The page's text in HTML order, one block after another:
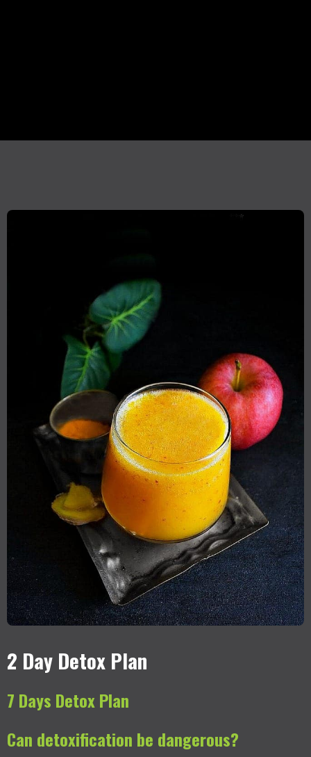
2 Day Detox Plan
7 Days Detox Plan
Can detoxification be dangerous?